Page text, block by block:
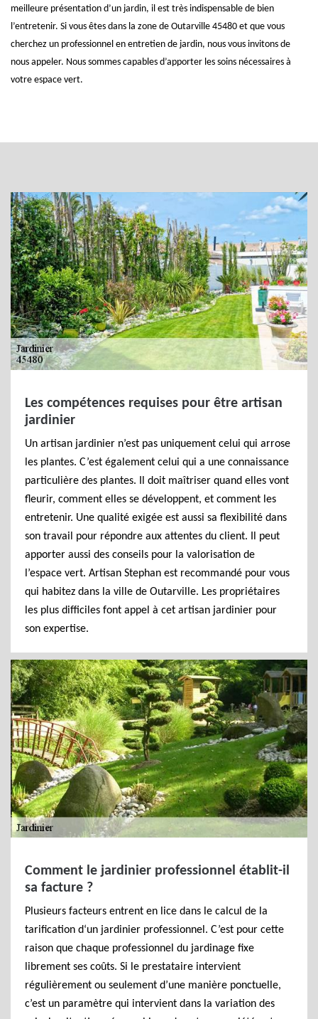
meilleure présentation d’un jardin, il est très indispensable de bien
l’entretenir. Si vous êtes dans la zone de Outarville 45480 et que vous
cherchez un professionnel en entretien de jardin, nous vous invitons de
nous appeler. Nous sommes capables d’apporter les soins nécessaires à
votre espace vert.
Les compétences requises pour être artisan
jardinier
Un artisan jardinier n’est pas uniquement celui qui arrose
les plantes. C’est également celui qui a une connaissance
particulière des plantes. Il doit maîtriser quand elles vont
fleurir, comment elles se développent, et comment les
entretenir. Une qualité exigée est aussi sa flexibilité dans
son travail pour répondre aux attentes du client. Il peut
apporter aussi des conseils pour la valorisation de
l’espace vert. Artisan Stephan est recommandé pour vous
qui habitez dans la ville de Outarville. Les propriétaires
les plus difficiles font appel à cet artisan jardinier pour
son expertise.
Comment le jardinier professionnel établit-il
sa facture ?
Plusieurs facteurs entrent en lice dans le calcul de la
tarification d‘un jardinier professionnel. C’est pour cette
raison que chaque professionnel du jardinage fixe
librement ses coûts. Si le prestataire intervient
régulièrement ou seulement d’une manière ponctuelle,
c’est un paramètre qui intervient dans la variation des